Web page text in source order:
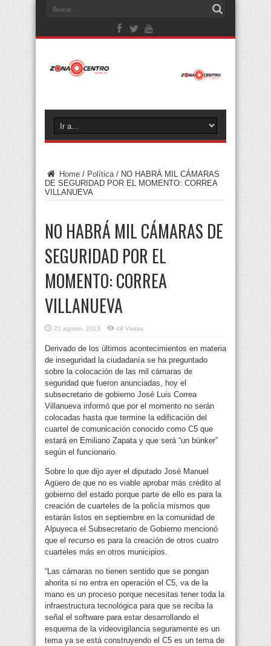
Home / Política / NO HABRÁ MIL CÁMARAS
DE SEGURIDAD POR EL MOMENTO: CORREA
VILLANUEVA
NO HABRÁ MIL CÁMARAS DE
SEGURIDAD POR EL
MOMENTO: CORREA
VILLANUEVA
21 agosto, 2013 49 Visitas
Derivado de los últimos acontecimientos en materia
de inseguridad la ciudadanía se ha preguntado
sobre la colocación de las mil cámaras de
seguridad que fueron anunciadas, hoy el
subsecretario de gobierno José Luis Correa
Villanueva informó que por el momento no serán
colocadas hasta que termine la edificación del
cuartel de comunicación conocido como C5 que
estará en Emiliano Zapata y que será “un búnker”
según el funcionario.
Sobre lo que dijo ayer el diputado José Manuel
Agüero de que no es viable aprobar más crédito al
gobierno del estado porque parte de ello es para la
creación de cuarteles de la policía mismos que
estarán listos en septiembre en la comunidad de
Alpuyeca el Subsecretario de Gobierno mencionó
que el recurso es para la creación de otros cuatro
cuarteles más en otros municipios.
“Las cámaras no tienen sentido que se pongan
ahorita si no entra en operación el C5, va de la
mano es un proceso porque necesitas tener toda la
infraestructura tecnológica para que se reciba la
señal el software para estar desarrollando el
esquema de la videovigilancia seguramente es un
tema ya se está construyendo el C5 es un tema de